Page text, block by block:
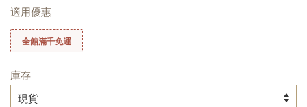
適用優惠
全館滿千免運
庫存